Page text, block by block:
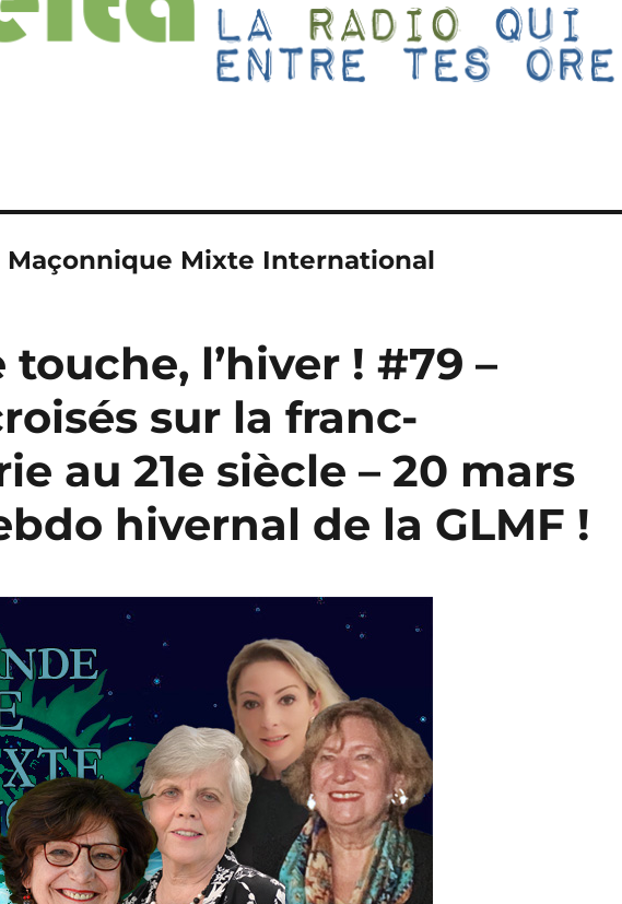
Maçonnique Mixte International
touche, l’hiver ! #79 –
sur la franc-
au 21e siècle – 20 mars
hivernal de la GLMF !